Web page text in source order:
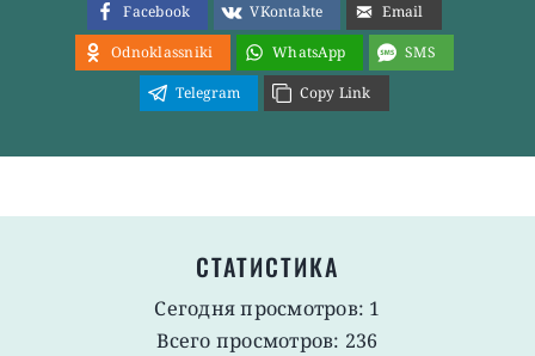
Facebook VKontakte
Email
Odnoklassniki
WhatsApp
SMS
Telegram
Copy Link
СТАТИСТИКА
Сегодня просмотров: 1
Всего просмотров: 236